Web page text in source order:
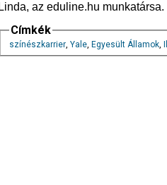
Linda, az eduline.hu munkatársa.
Címkék
színészkarrier, Yale, Egyesült Államok,